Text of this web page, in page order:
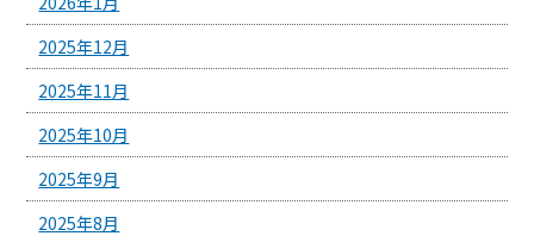
2025年12月
2025年11月
2025年10月
2025年9月
2025年8月